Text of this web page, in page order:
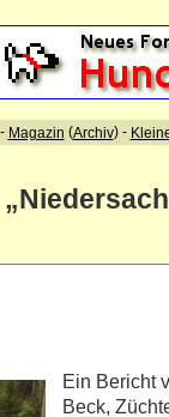
Ein Bericht
Beck,